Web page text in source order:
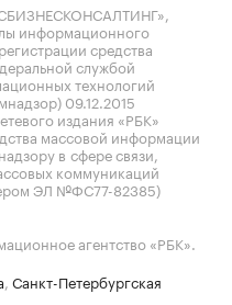
информационного
средства
службой
технологий
09.12.2015
издания «РБК»
массовой информации
в сфере связи,
коммуникаций
ЭЛ №ФС77-82385)
агентство «РБК».
Санкт-Петербургская